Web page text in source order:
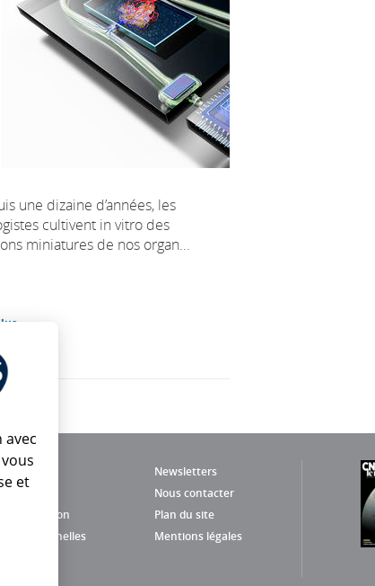
une dizaine d’années, les
cultivent in vitro des
miniatures de nos organ...
Newsletters
Nous contacter
d'utilisation
Plan du site
personnelles
Mentions légales
avec
et